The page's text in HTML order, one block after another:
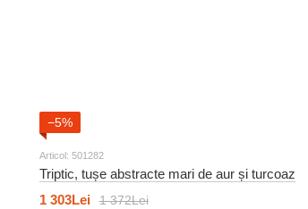
−5%
Articol: 501282
Triptic, tușe abstracte mari de aur și turcoaz
1 372Lei
1 303Lei